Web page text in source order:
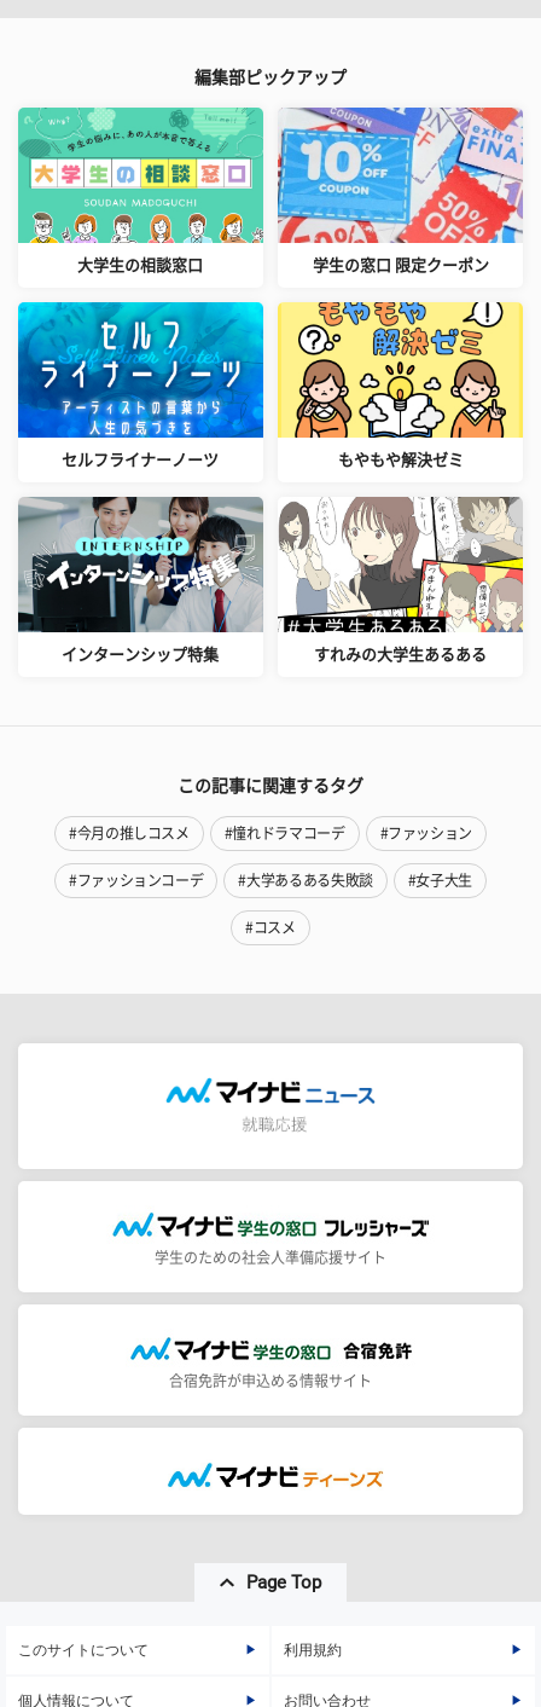
編集部ピックアップ
大学生の相談窓口 学生の窓口 限定クーポン
セルフライナーノーツ もやもや解決ゼミ
インターンシップ特集 すれみの大学生あるある
この記事に関連するタグ
#今月の推しコスメ #憧れドラマコーデ #ファッション
#ファッションコーデ #大学あるある失敗談 #女子大生
#コスメ
学生のための社会人準備応援サイト
合宿免許が申込める情報サイト
Page Top
このサイトについて 利用規約
個人情報について お問い合わせ